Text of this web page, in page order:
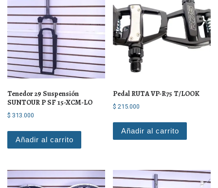
Tenedor 29 Suspensión
SUNTOUR P SF 15-XCM-LO
$ 313.000
Añadir al carrito
Pedal RUTA VP-R75 T/LOOK
$ 215.000
Añadir al carrito